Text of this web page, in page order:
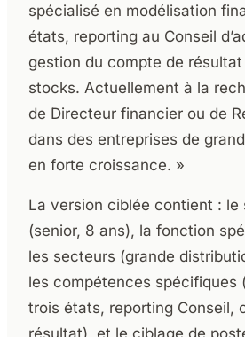
spécialisé en modélisation
états, reporting au Conseil
gestion du compte de
stocks. Actuellement à la
de Directeur financier ou de
dans des entreprises de
en forte croissance. »
La version ciblée contient : le
(senior, 8 ans), la fonction
les secteurs (grande
les compétences spécifiques
trois états, reporting Conseil,
résultat), et le ciblage de